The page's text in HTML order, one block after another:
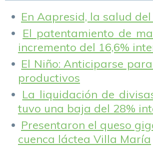
En Aapresid, la salud
El patentamiento de
incremento del 16,6%
El Niño: Anticiparse
productivos
La liquidación de
tuvo una baja del 28%
Presentaron el queso
cuenca láctea Villa María